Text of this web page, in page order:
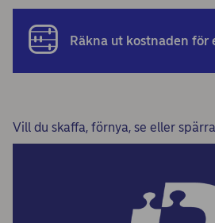
Räkna ut kostnaden för
Vill du skaffa, förnya, se eller